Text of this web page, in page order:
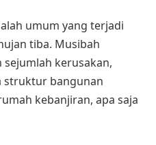
umum yang terjadi
tiba. Musibah
kerusakan,
struktur bangunan
kebanjiran, apa saja